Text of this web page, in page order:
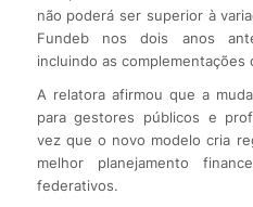
não poderá ser superior à
Fundeb nos dois anos
incluindo as complementações
A relatora afirmou que a
para gestores públicos e
vez que o novo modelo cria
melhor planejamento
federativos.